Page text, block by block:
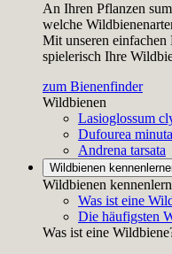
An Ihren Pflanzen
welche
Mit unseren einfachen
spielerisch Ihre
zum Bienenfinder
Wildbienen
Lasioglossum
Dufourea minuta
Andrena tarsata
Wildbienen
Wildbienen
Was ist eine
Die häufigsten
Was ist eine